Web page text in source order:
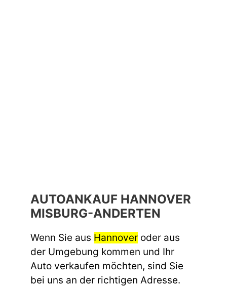
AUTOANKAUF HANNOVER
MISBURG-ANDERTEN
Wenn Sie aus Hannover oder aus
der Umgebung kommen und Ihr
Auto verkaufen möchten, sind Sie
bei uns an der richtigen Adresse.